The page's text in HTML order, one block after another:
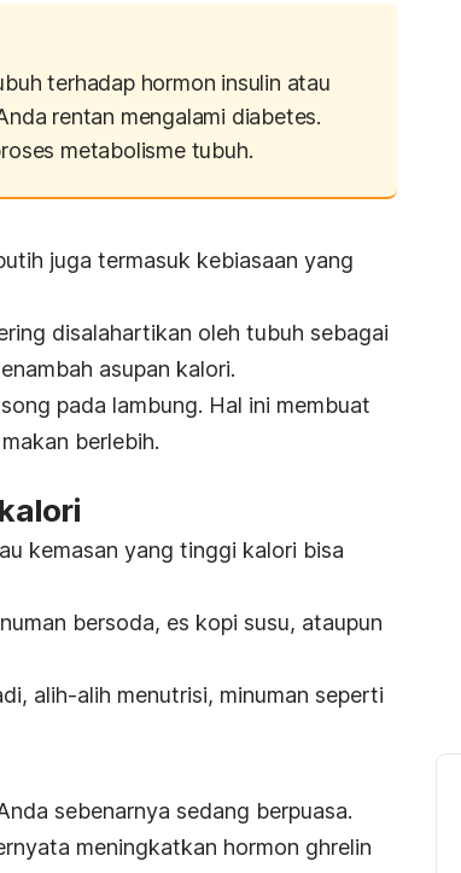
terhadap hormon insulin atau
rentan mengalami diabetes.
metabolisme tubuh.
juga termasuk kebiasaan yang
disalahartikan oleh tubuh sebagai
asupan kalori.
pada lambung. Hal ini membuat
berlebih.
kemasan yang tinggi kalori bisa
bersoda, es kopi susu, ataupun
alih-alih menutrisi, minuman seperti
sebenarnya sedang berpuasa.
meningkatkan hormon ghrelin